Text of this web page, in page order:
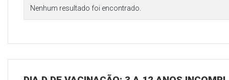
Nenhum resultado foi encontrado.